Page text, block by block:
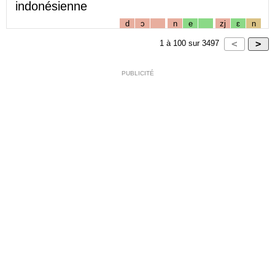
indonésienne
d ɔ n e zj ɛ n
1 à 100 sur 3497
PUBLICITÉ